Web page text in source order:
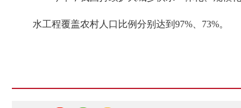
水工程覆盖农村人口比例分别达到97%、73%。